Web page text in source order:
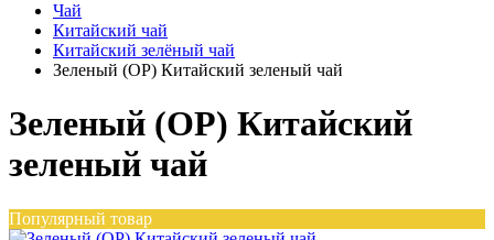
Чай
Китайский чай
Китайский зелёный чай
Зеленый (OP) Китайский зеленый чай
Зеленый (OP) Китайский
зеленый чай
Популярный товар